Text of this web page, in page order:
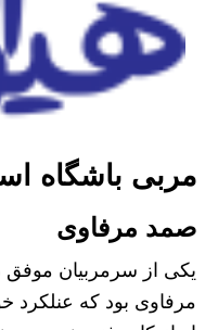
مربی باشگاه
صمد مرفاوی
یکی از سرمربیان موفق
مرفاوی بود که عنلکرد